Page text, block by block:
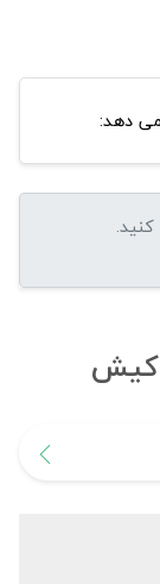
می دهد:
کیش